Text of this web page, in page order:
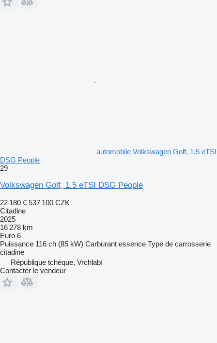
automobile Volkswagen Golf, 1.5 eTSI
DSG People
29
Volkswagen Golf, 1.5 eTSI DSG People
22 180 € 537 100 CZK
Citadine
2025
16 278 km
Euro 6
Puissance 116 ch (85 kW) Carburant essence Type de carrosserie
citadine
République tchèque, Vrchlabí
Contacter le vendeur